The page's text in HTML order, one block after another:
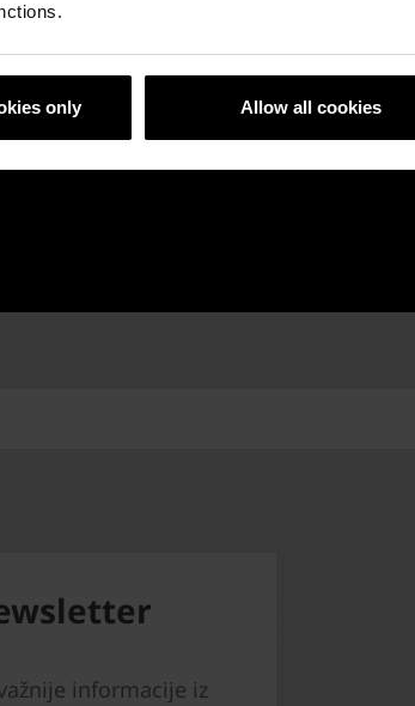
only Allow all cookies
informacije iz